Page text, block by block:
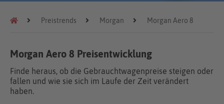
Preistrends Morgan Morgan Aero 8
Morgan Aero 8 Preisentwicklung
Finde heraus, ob die Gebrauchtwagenpreise steigen oder
fallen und wie sie sich im Laufe der Zeit verändert
haben.